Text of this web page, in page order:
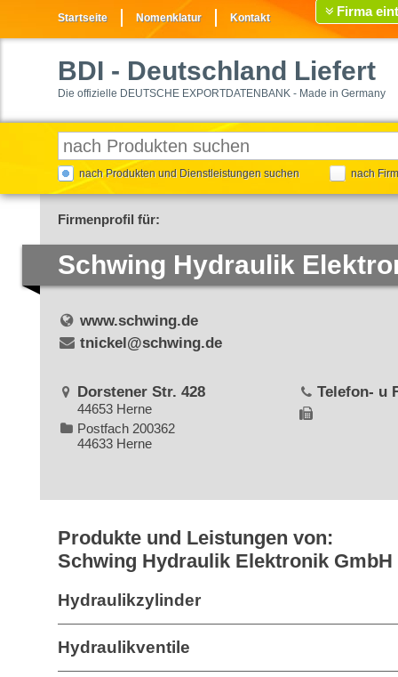
Startseite Nomenklatur Kontakt Firma
BDI - Deutschland Liefert
Die offizielle DEUTSCHE EXPORTDATENBANK - Made in Germany
nach Produkten und Dienstleistungen suchen nach
Firmenprofil für:
Schwing Hydraulik
www.schwing.de
tnickel@schwing.de
Dorstener Str. 428
44653 Herne
Postfach 200362
44633 Herne
Telefon- u
Produkte und Leistungen von:
Schwing Hydraulik Elektronik GmbH
Hydraulikzylinder
Hydraulikventile